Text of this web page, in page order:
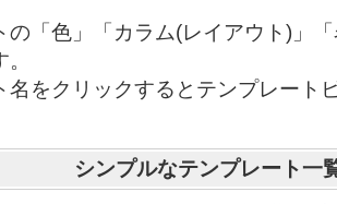
の「色」「カラム(レイアウト)」
名をクリックするとテンプレート
シンプルなテンプレート一